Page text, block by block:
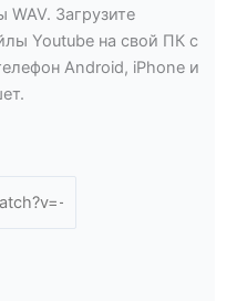
Загрузите
Youtube на свой ПК с
Android, iPhone и